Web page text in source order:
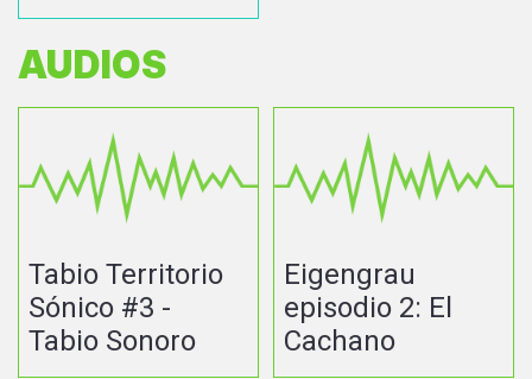
AUDIOS
Tabio Territorio
Sónico #3 -
Tabio Sonoro
Eigengrau
episodio 2: El
Cachano